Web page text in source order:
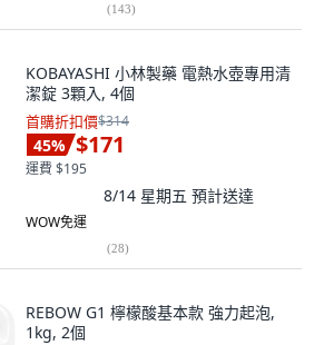
(143)
KOBAYASHI 小林製藥 電熱水壺專用清
潔錠 3顆入, 4個
首購折扣價$314
45% $171
運費 $195
8/14 星期五 預計送達
WOW免運
(28)
REBOW G1 檸檬酸基本款 強力起泡,
1kg, 2個